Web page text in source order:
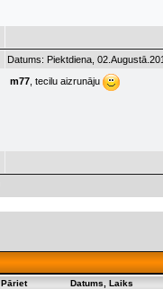
Datums: Piektdiena,
m77 , tecilu aizrunāju
Pāriet Datums, Laiks